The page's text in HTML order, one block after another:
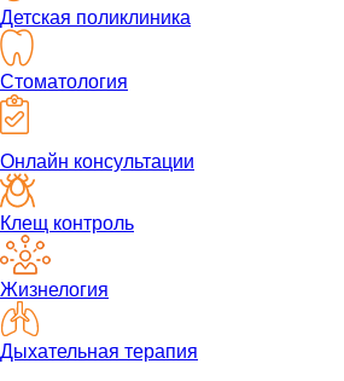
Детская поликлиника
Стоматология
Онлайн консультации
Клещ контроль
Жизнелогия
Дыхательная терапия